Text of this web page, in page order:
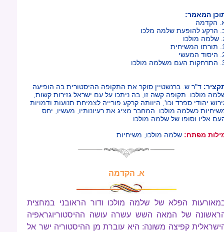
המאמר:
הקדמה
הרקע להופעת שלמה מלכו
שלמה מולכו
מולכו
ד"ר ש. ברנשטיין סוקר את התקופה ההיסטורית בה הופיעה
מולכו. תקופה קשה זו, בה ניתכו על עם ישראל גזירות קשות,
יהודי ספרד וכו', היוותה קרקע פורייה לצמיחת תנועות ודמויות
כשלמה מולכו. המחבר מציג את רעיונותיו, מעשיו, יחס
אליו וסופו של שלמה מולכו
מפתח: שלמה מולכו; משיחיות
א. הקדמה
הפלא של שלמה מולכו ודור הראובני במחצית
של המאה השש עשרה עושה ההיסטוריוגראפיה
קפיצה משונה: היא עוברת מן ההיסטוריה ישר אל